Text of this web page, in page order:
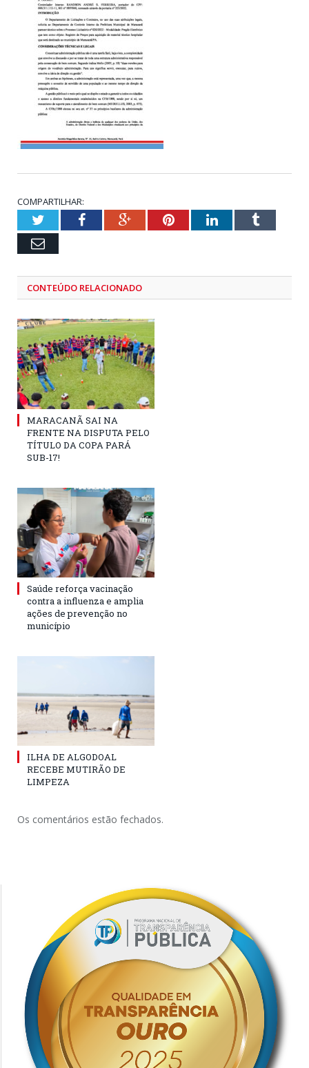
COMPARTILHAR:
TwitterFacebookGoogle+PinterestLinkedInTumblr
Email
CONTEÚDO RELACIONADO
MARACANÃ SAI NA
FRENTE NA DISPUTA PELO
TÍTULO DA COPA PARÁ
SUB-17!
Saúde reforça vacinação
contra a influenza e amplia
ações de prevenção no
município
ILHA DE ALGODOAL
RECEBE MUTIRÃO DE
LIMPEZA
Os comentários estão fechados.